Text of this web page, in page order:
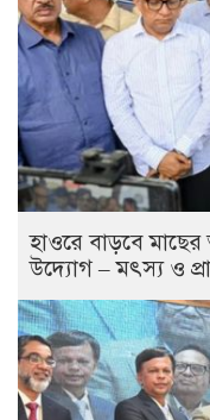
হাওরে বাড়বে মাছের
উদ্যোগ – মৎস্য ও